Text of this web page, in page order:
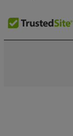
Premii
Mărturii